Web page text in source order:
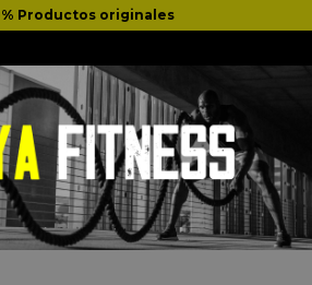
Productos originales
Productos Contacto